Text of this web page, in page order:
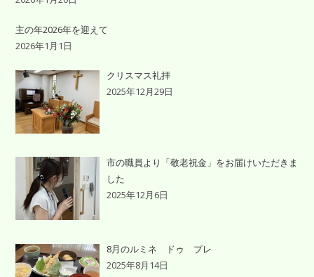
主の年2026年を迎えて
2026年1月1日
クリスマス礼拝
2025年12月29日
市の職員より「敬老祝金」をお届けいただきま
した
2025年12月6日
8月のルミネ ドゥ プレ
2025年8月14日